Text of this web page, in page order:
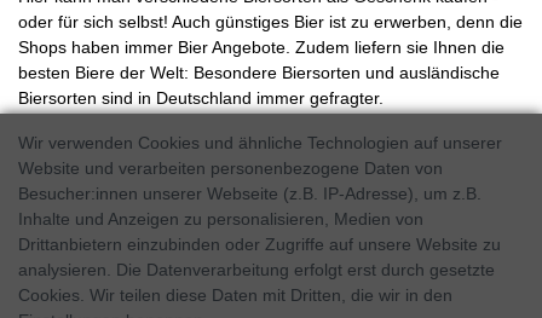
oder für sich selbst! Auch günstiges Bier ist zu erwerben, denn die
Shops haben immer Bier Angebote. Zudem liefern sie Ihnen die
besten Biere der Welt: Besondere Biersorten und ausländische
Biersorten sind in Deutschland immer gefragter.
Bier bestellen online - der Bier-Shop
machts möglich
In einem Online Biershop können Sie zunächst die Biersorten
Liste durchgehen, um internationale Biersorten zu durchstöbern.
Dann können Sie verschiedene Biersorten kaufen, indem Sie die
Ware in den Warenkorb legen und bestellen. Nach
Wir verwenden Cookies und ähnliche Technologien auf unserer
Website und verarbeiten personenbezogene Daten von
Besucher:innen unserer Webseite (z.B. IP-Adresse), um z.B.
Inhalte und Anzeigen zu personalisieren, Medien von
Drittanbietern einzubinden oder Zugriffe auf unsere Website zu
analysieren. Die Datenverarbeitung erfolgt erst durch gesetzte
Cookies. Wir teilen diese Daten mit Dritten, die wir in den